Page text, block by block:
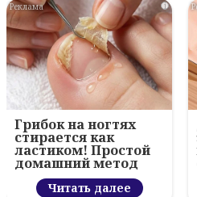
i
Грибок на ногтях
стирается как
ластиком! Простой
домашний метод
Читать далее